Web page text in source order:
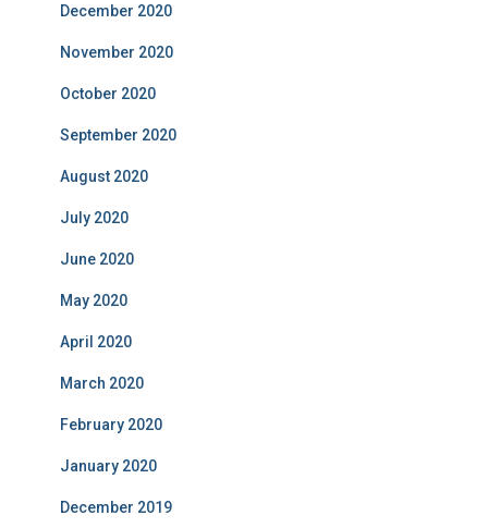
December 2020
November 2020
October 2020
September 2020
August 2020
July 2020
June 2020
May 2020
April 2020
March 2020
February 2020
January 2020
December 2019